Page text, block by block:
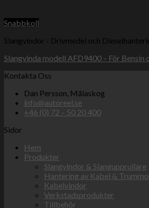
Snabbkoll
Slangvindor - Drivmedel och
Slangvinda modell AFD9400 – För Bensin
Kontakta Oss
Dan Persson, Målaskog
info@autoreel.se
+46 (0) 72 – 50 20 400
Sidor
Hem
Produkter
Slangvindor & Slangupprullare
Hantering av Kabel &
Kabelvindor
Verkstadsprodukter
Tillbehör